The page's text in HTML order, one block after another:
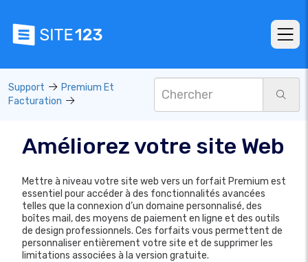
Support
Premium Et
Facturation
Améliorez votre site Web
Mettre à niveau votre site web vers un forfait Premium est
essentiel pour accéder à des fonctionnalités avancées
telles que la connexion d’un domaine personnalisé, des
boîtes mail, des moyens de paiement en ligne et des outils
de design professionnels. Ces forfaits vous permettent de
personnaliser entièrement votre site et de supprimer les
limitations associées à la version gratuite.